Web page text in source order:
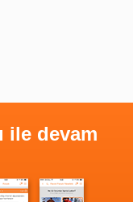
ile devam